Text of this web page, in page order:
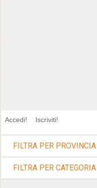
Accedi! Iscriviti!
FILTRA PER PROVINCIA
FILTRA PER CATEGORIA